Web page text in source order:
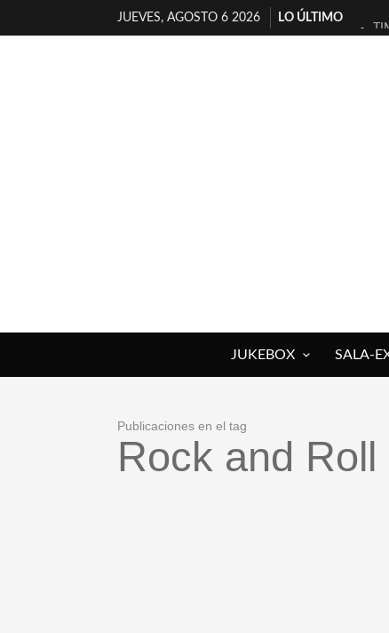
JUEVES, AGOSTO 6 2026
LO ÚLTIMO
JUKEBOX SALA-
Publicaciones en el tag
Rock and